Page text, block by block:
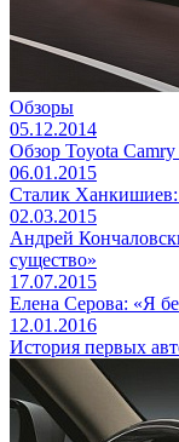
Обзоры
05.12.2014
Обзор Toyota Camry
06.01.2015
Сталик Ханкишиев:
02.03.2015
Андрей
существо»
17.07.2015
Елена Серова: «Я
12.01.2016
История первых